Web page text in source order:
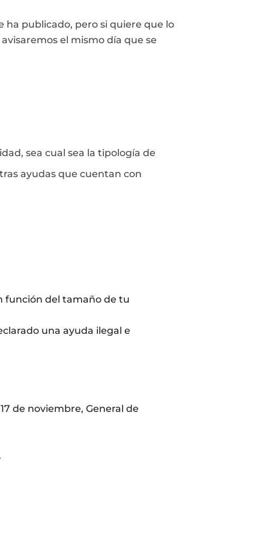
ha publicado, pero si quiere que lo
el mismo día que se
sea cual sea la tipología de
ayudas que cuentan con
función del tamaño de tu
una ayuda ilegal e
de noviembre, General de